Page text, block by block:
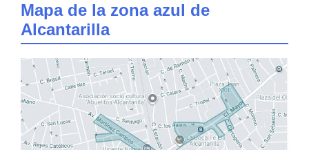
Mapa de la zona azul de
Alcantarilla